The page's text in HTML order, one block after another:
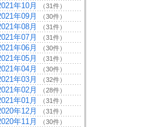
年10月 （31件）
年09月 （30件）
年08月 （31件）
年07月 （31件）
年06月 （30件）
年05月 （31件）
年04月 （30件）
年03月 （32件）
年02月 （28件）
年01月 （31件）
年12月 （31件）
年11月 （30件）